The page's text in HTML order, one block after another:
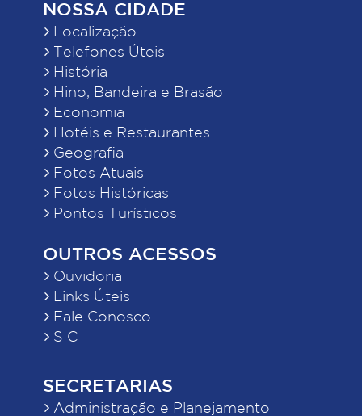
NOSSA CIDADE
Localização
Telefones Úteis
História
Hino, Bandeira e Brasão
Economia
Hotéis e Restaurantes
Geografia
Fotos Atuais
Fotos Históricas
Pontos Turísticos
OUTROS ACESSOS
Ouvidoria
Links Úteis
Fale Conosco
SIC
SECRETARIAS
Administração e Planejamento